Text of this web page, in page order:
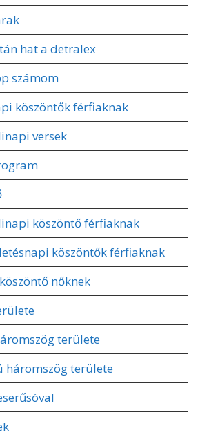
hat a detralex
számom
köszöntők férfiaknak
versek
köszöntő férfiaknak
köszöntők férfiaknak
nőknek
területe
háromszög területe